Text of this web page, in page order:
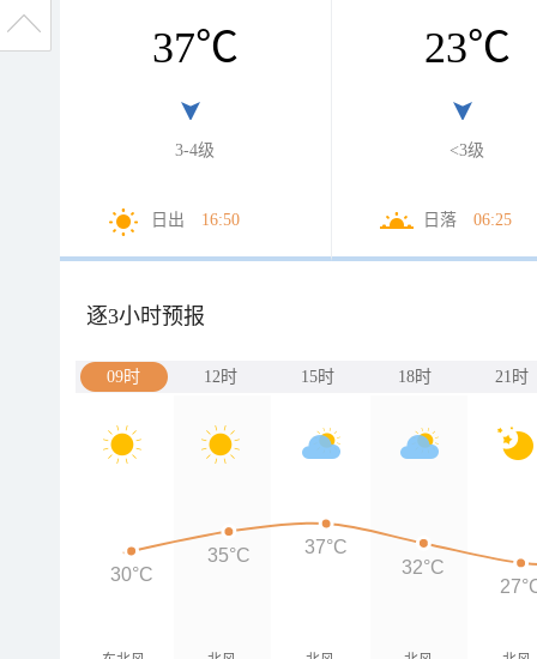
37℃
3-4级
日出 16:50
23℃
<3级
日落 06:25
逐3小时预报
09时 12时 15时 18时 21时
30°C
35°C 37°C
32°C